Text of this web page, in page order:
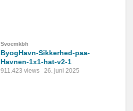
Svoemkbh
ByogHavn-Sikkerhed-paa-
Havnen-1x1-hat-v2-1
911.423 views 26. juni 2025